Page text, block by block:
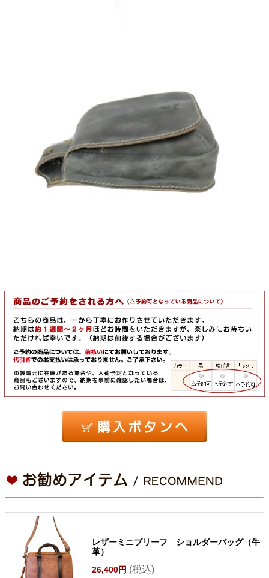
レザーミニブリーフ ショルダーバッグ（牛
革）
26,400円 (税込)